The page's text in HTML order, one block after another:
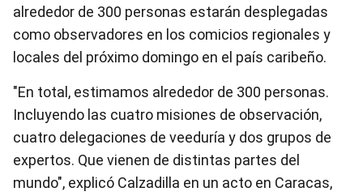
alrededor de 300 personas estarán desplegadas
como observadores en los comicios regionales y
locales del próximo domingo en el país caribeño.
"En total, estimamos alrededor de 300 personas.
Incluyendo las cuatro misiones de observación,
cuatro delegaciones de veeduría y dos grupos de
expertos. Que vienen de distintas partes del
mundo", explicó Calzadilla en un acto en Caracas,